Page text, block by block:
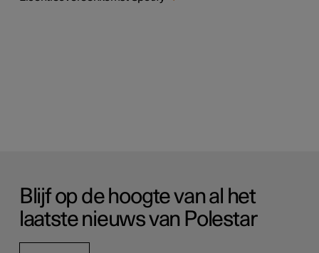
Blijf op de hoogte van al het
laatste nieuws van Polestar